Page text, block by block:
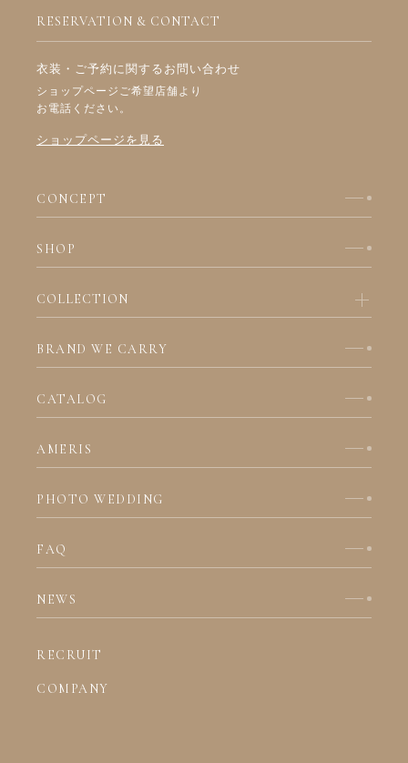
CONCEPT
SHOP
COLLECTION
BRAND WE CARRY
CATALOG
AMERIS
PHOTO WEDDING
FAQ
NEWS
RECRUIT
COMPANY
RESERVATION & CONTACT
衣装・ご予約に関するお問い合わせ
ショップページご希望店舗より
お電話ください。
ショップページを見る